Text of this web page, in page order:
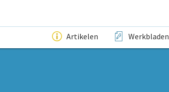
Artikelen Werkbladen